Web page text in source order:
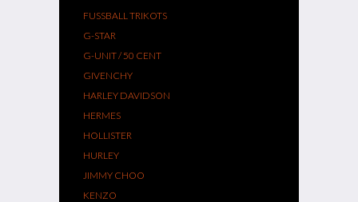
FUSSBALL TRIKOTS
G-STAR
G-UNIT / 50 CENT
GIVENCHY
HARLEY DAVIDSON
HERMES
HOLLISTER
HURLEY
JIMMY CHOO
KENZO